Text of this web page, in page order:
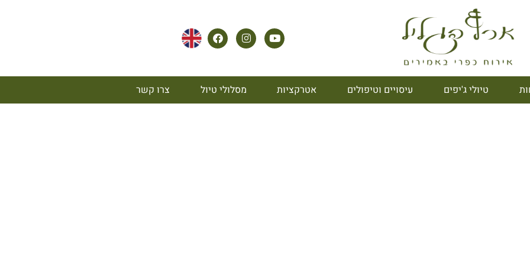
טיולי ג'יפים עיסויים וטיפולים אטרקציות מסלולי טיול צרו קשר